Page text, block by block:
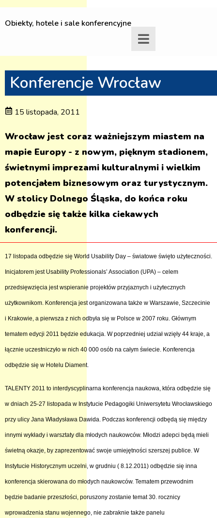
Obiekty, hotele i sale konferencyjne
Konferencje Wrocław
15 listopada, 2011
Wrocław jest coraz ważniejszym miastem na
mapie Europy - z nowym, pięknym stadionem,
świetnymi imprezami kulturalnymi i wielkim
potencjałem biznesowym oraz turystycznym.
W stolicy Dolnego Śląska, do końca roku
odbędzie się także kilka ciekawych
konferencji.
17 listopada odbędzie się World Usability Day – światowe święto użyteczności.
Inicjatorem jest Usability Professionals’ Association (UPA) – celem
przedsięwzięcia jest wspieranie projektów przyjaznych i użytecznych
użytkownikom. Konferencja jest organizowana także w Warszawie, Szczecinie
i Krakowie, a pierwsza z nich odbyła się w Polsce w 2007 roku. Głównym
tematem edycji 2011 będzie edukacja. W poprzedniej udział wzięły 44 kraje, a
łącznie uczestniczyło w nich 40 000 osób na całym świecie. Konferencja
odbędzie się w Hotelu Diament.
TALENTY 2011 to interdyscyplinarna konferencja naukowa, która odbędzie się
w dniach 25-27 listopada w Instytucie Pedagogiki Uniwersytetu Wrocławskiego
przy ulicy Jana Władysława Dawida. Podczas konferencji odbędą się między
innymi wykłady i warsztaty dla młodych naukowców. Młodzi adepci będą mieli
świetną okazje, by zaprezentować swoje umiejętności szerszej publice. W
Instytucie Historycznym uczelni, w grudniu ( 8.12.2011) odbędzie się inna
konferencja skierowana do młodych naukowców. Tematem przewodnim
będzie badanie przeszłości, poruszony zostanie temat 30. rocznicy
wprowadzenia stanu wojennego, nie zabraknie także panelu